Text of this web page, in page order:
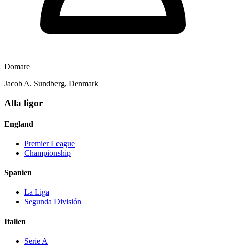
Domare
Jacob A. Sundberg, Denmark
Alla ligor
England
Premier League
Championship
Spanien
La Liga
Segunda División
Italien
Serie A